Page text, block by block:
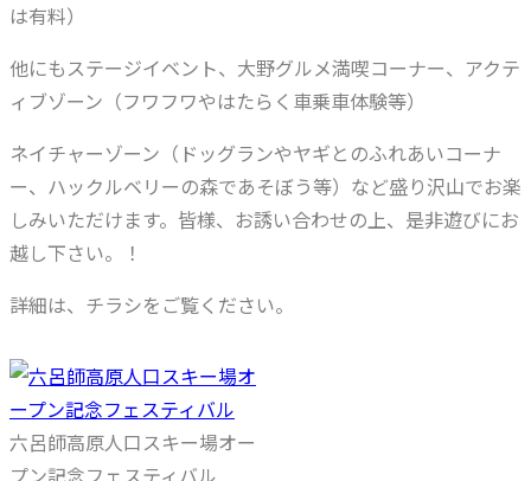
は有料）
他にもステージイベント、大野グルメ満喫コーナー、アクテ
ィブゾーン（フワフワやはたらく車乗車体験等）
ネイチャーゾーン（ドッグランやヤギとのふれあいコーナ
ー、ハックルベリーの森であそぼう等）など盛り沢山でお楽
しみいただけます。皆様、お誘い合わせの上、是非遊びにお
越し下さい。！
詳細は、チラシをご覧ください。
六呂師高原人口スキー場オー